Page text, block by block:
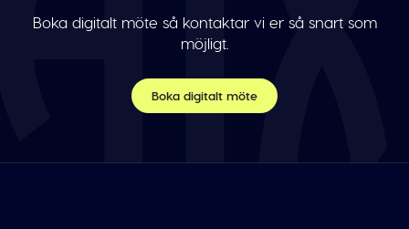
Boka digitalt möte så kontaktar vi er så snart som
möjligt.
Boka digitalt möte